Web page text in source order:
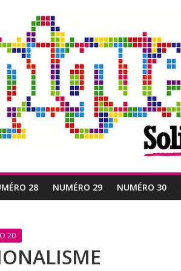
28 NUMÉRO 29 NUMÉRO 30
20